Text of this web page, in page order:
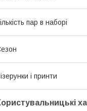
пар в наборі
і принти